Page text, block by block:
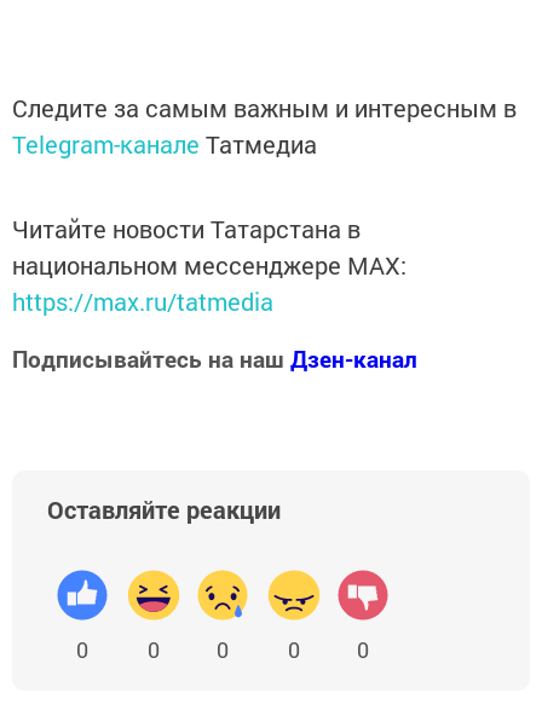
Следите за самым важным и интересным в
Telegram-канале Татмедиа
Читайте новости Татарстана в
национальном мессенджере MАХ:
https://max.ru/tatmedia
Подписывайтесь на наш Дзен-канал
Оставляйте реакции
0 0 0 0 0